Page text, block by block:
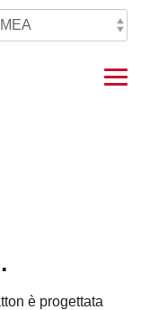
è progettata